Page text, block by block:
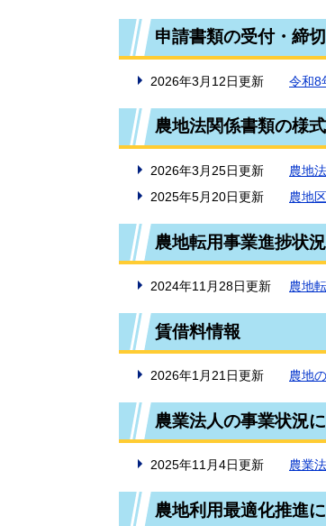
申請書類の受付・締
2026年3月12日更新 令和8
農地法関係書類の様式
2026年3月25日更新
農地
2025年5月20日更新
農地
農地転用事業進捗状
2024年11月28日更新 農地
賃借料情報
2026年1月21日更新 農地
農業法人の事業状況
2025年11月4日更新 農業
農地利用最適化推進